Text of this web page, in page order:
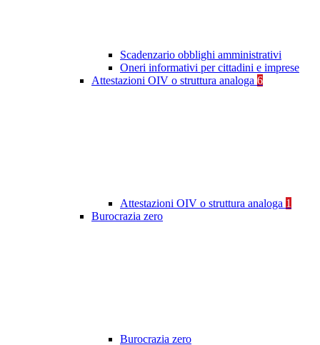
Scadenzario obblighi amministrativi
Oneri informativi per cittadini e imprese
Attestazioni OIV o struttura analoga 6
Attestazioni OIV o struttura analoga 1
Burocrazia zero
Burocrazia zero